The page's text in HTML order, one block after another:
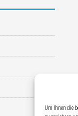
Um Ihnen die